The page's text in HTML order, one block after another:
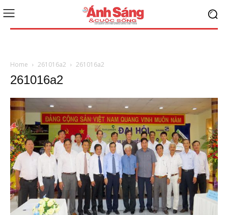
Home 261016a2 261016a2
261016a2